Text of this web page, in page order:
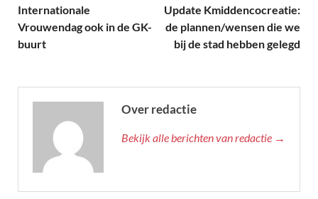
Internationale
Vrouwendag ook in de GK-
buurt
Update Kmiddencocreatie:
de plannen/wensen die we
bij de stad hebben gelegd
Over redactie
Bekijk alle berichten van redactie →